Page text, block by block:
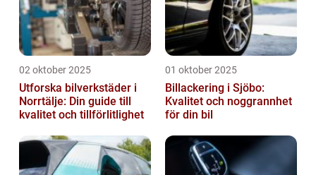
02 oktober 2025
Utforska bilverkstäder i
Norrtälje: Din guide till
kvalitet och tillförlitlighet
01 oktober 2025
Billackering i Sjöbo:
Kvalitet och noggrannhet
för din bil